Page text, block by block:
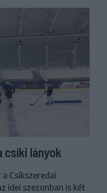
csíki lányok
Csíkszeredai
idei szezonban is két